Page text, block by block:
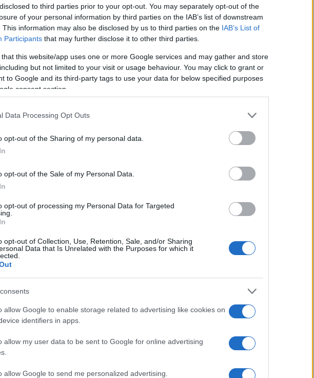
to third parties prior to your opt-out. You may separately opt-out of the
of your personal information by third parties on the IAB’s list of downstream
This information may also be disclosed by us to third parties on the IAB’s List of
Participants that may further disclose it to other third parties.
that this website/app uses one or more Google services and may gather and store
but not limited to your visit or usage behaviour. You may click to grant or
to Google and its third-party tags to use your data for below specified purposes
consent section.
Data Processing Opt Outs
opt-out of the Sharing of my personal data.
opt-out of the Sale of my Personal Data.
opt-out of processing my Personal Data for Targeted
opt-out of Collection, Use, Retention, Sale, and/or Sharing
Data that Is Unrelated with the Purposes for which it
allow Google to enable storage related to advertising like cookies on
identifiers in apps.
allow my user data to be sent to Google for online advertising
allow Google to send me personalized advertising.
2024 de Formule 1, l’écart s’est réduit
y compris au Grand Prix des États-Unis à Austin
de domination par Max Verstappen, le titre se
331 points, Max Verstappen traverse une
un quatrième titre consécutif – un exploit
et 2020 – n’a remporté aucune course depuis
avec 144 points, ne l’a pas beaucoup aidé.
voiture du circuit. Red Bull a connu des départs
par exemple, l’ingénieur-star Adrian Newey a
impliquant Christian Horner, le chef de
de « comportement inapproprié » envers une
de huit Grands Prix sans victoire, ce qui ne